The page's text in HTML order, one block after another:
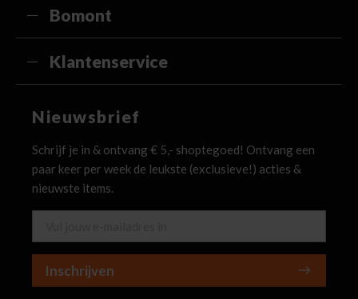
Bomont
Klantenservice
Nieuwsbrief
Schrijf je in & ontvang € 5,- shoptegoed! Ontvang een
paar keer per week de leukste (exclusieve!) acties &
nieuwste items.
Inschrijven